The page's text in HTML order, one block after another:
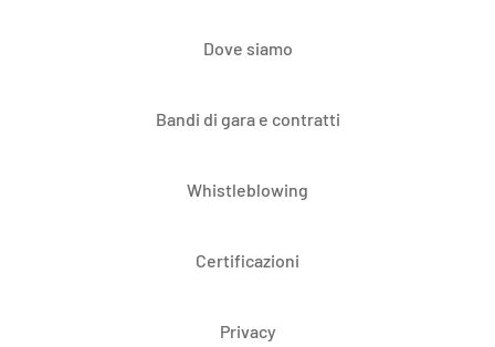
Dove siamo
Bandi di gara e contratti
Whistleblowing
Certificazioni
Privacy